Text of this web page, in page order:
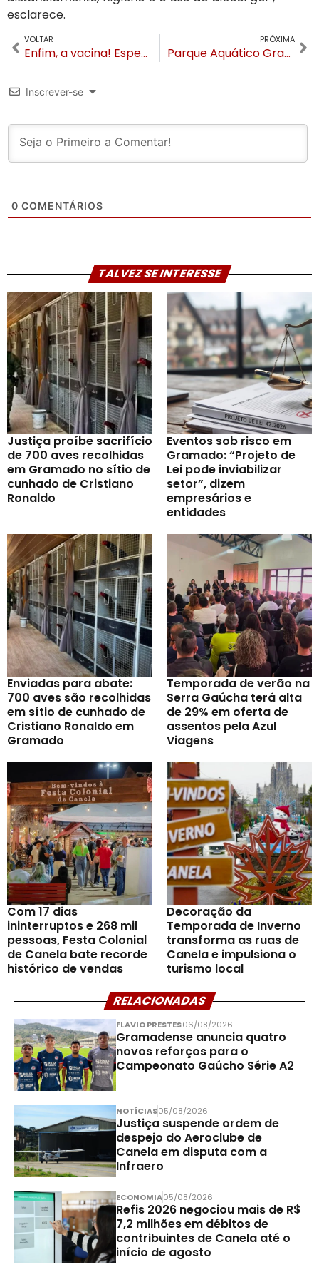
esclarece.
VOLTAR
Enfim, a vacina! Esperança para Gramado, Canela e para o Turismo
PRÓXIMA
Parque Aquático Gramado terá 14 mil m² com montanha russa, teto retrátil e atrações subterrâneas
Inscrever-se
0 COMENTÁRIOS
TALVEZ SE INTERESSE
Justiça proíbe sacrifício
de 700 aves recolhidas
em Gramado no sítio de
cunhado de Cristiano
Ronaldo
Eventos sob risco em
Gramado: “Projeto de
Lei pode inviabilizar
setor”, dizem
empresários e
entidades
Enviadas para abate:
700 aves são recolhidas
em sítio de cunhado de
Cristiano Ronaldo em
Gramado
Temporada de verão na
Serra Gaúcha terá alta
de 29% em oferta de
assentos pela Azul
Viagens
Com 17 dias
ininterruptos e 268 mil
pessoas, Festa Colonial
de Canela bate recorde
histórico de vendas
Decoração da
Temporada de Inverno
transforma as ruas de
Canela e impulsiona o
turismo local
RELACIONADAS
FLAVIO PRESTES06/08/2026
Gramadense anuncia quatro
novos reforços para o
Campeonato Gaúcho Série A2
NOTÍCIAS05/08/2026
Justiça suspende ordem de
despejo do Aeroclube de
Canela em disputa com a
Infraero
ECONOMIA05/08/2026
Refis 2026 negociou mais de R$
7,2 milhões em débitos de
contribuintes de Canela até o
início de agosto